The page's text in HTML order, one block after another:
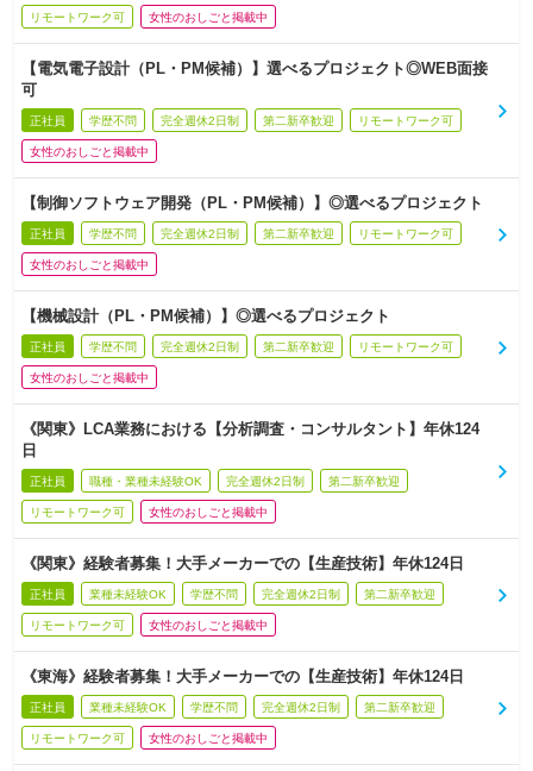
リモートワーク可 女性のおしごと掲載中
【電気電子設計（PL・PM候補）】選べるプロジェクト◎WEB面接
可
正社員 学歴不問 完全週休2日制 第二新卒歓迎 リモートワーク可
女性のおしごと掲載中
【制御ソフトウェア開発（PL・PM候補）】◎選べるプロジェクト
正社員 学歴不問 完全週休2日制 第二新卒歓迎 リモートワーク可
女性のおしごと掲載中
【機械設計（PL・PM候補）】◎選べるプロジェクト
正社員 学歴不問 完全週休2日制 第二新卒歓迎 リモートワーク可
女性のおしごと掲載中
《関東》LCA業務における【分析調査・コンサルタント】年休124
日
正社員 職種・業種未経験OK 完全週休2日制 第二新卒歓迎
リモートワーク可 女性のおしごと掲載中
《関東》経験者募集！大手メーカーでの【生産技術】年休124日
正社員 業種未経験OK 学歴不問 完全週休2日制 第二新卒歓迎
リモートワーク可 女性のおしごと掲載中
《東海》経験者募集！大手メーカーでの【生産技術】年休124日
正社員 業種未経験OK 学歴不問 完全週休2日制 第二新卒歓迎
リモートワーク可 女性のおしごと掲載中